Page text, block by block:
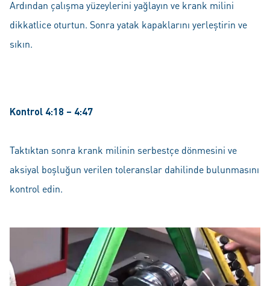
Ardından çalışma yüzeylerini yağlayın ve krank milini
dikkatlice oturtun. Sonra yatak kapaklarını yerleştirin ve
sıkın.
Kontrol 4:18 – 4:47
Taktıktan sonra krank milinin serbestçe dönmesini ve
aksiyal boşluğun verilen toleranslar dahilinde bulunmasını
kontrol edin.